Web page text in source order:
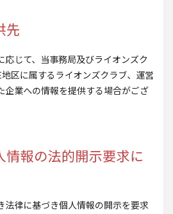
先
応じて、当事務局及びライオンズク
区に属するライオンズクラブ、運営
企業への情報を提供する場合がござ
報の法的開示要求に
法律に基づき個人情報の開示を要求